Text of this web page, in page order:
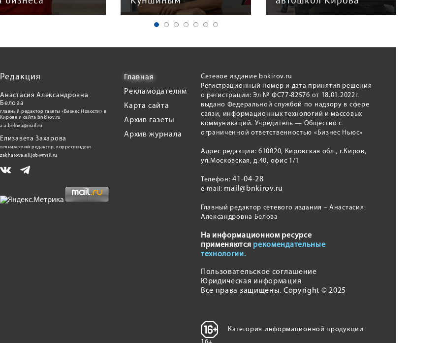
Редакция
Анастасия Александровна
Белова
главный редактор газеты «Бизнес Новости» в
Кирове и сайта bnkirov.ru
a.a.belova@mail.ru
Елизавета Захарова
технический редактор, корреспондент
zakharova.eli.job@mail.ru
Главная
Рекламодателям
Карта сайта
Архив газеты
Архив журнала
Сетевое издание bnkirov.ru
Регистрационный номер и дата принятия решения
о регистрации: Эл № ФС77-82576 от 18.01.2022г.
выдано Федеральной службой по надзору в сфере
связи, информационных технологий и массовых
коммуникаций. Учредитель — Общество с
ограниченной ответственностью «Бизнес Ньюс»
Адрес редакции: 610020, Кировская обл., г.Киров,
ул.Московская, д.40, офис 1/1
Телефон:41-04-28
e-mail: mail@bnkirov.ru
Главный редактор сетевого издания – Анастасия
Александровна Белова
На информационном ресурсе
применяются рекомендательные
технологии.
Пользовательское соглашение
Юридическая информация
Все права защищены. Copyright © 2025
Категория информационной продукции